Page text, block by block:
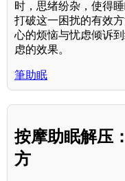
时，思绪纷杂，使得
打破这一困扰的有效
心的烦恼与忧虑倾诉
虑的效果。
筆助眠
按摩助眠解压
方